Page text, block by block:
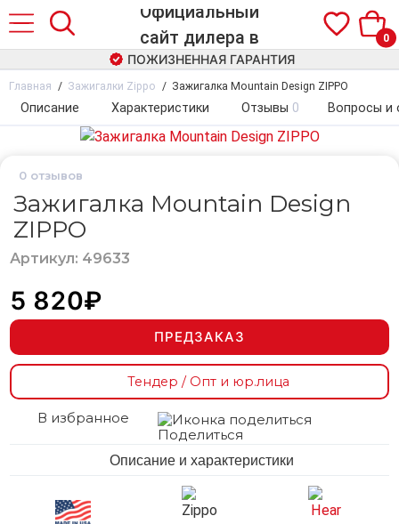
0
ПОЖИЗНЕННАЯ ГАРАНТИЯ
Главная Зажигалки Zippo Зажигалка Mountain Design ZIPPO
Описание Характеристики Отзывы 0 Вопросы и
0 отзывов
Зажигалка Mountain Design
ZIPPO
Артикул: 49633
5 820₽
ПРЕДЗАКАЗ
Тендер / Опт и юр.лица
В избранное
Поделиться
Описание и характеристики